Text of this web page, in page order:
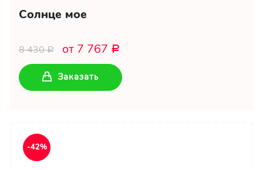
Солнце мое
8 430Р от 7 767 Р
Заказать
-42%